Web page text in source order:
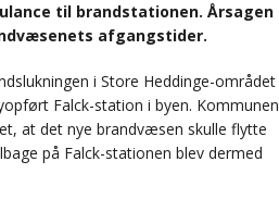
til brandstationen. Årsagen
afgangstider.
i Store Heddinge-området
Falck-station i byen. Kommunen
at det nye brandvæsen skulle flytte
på Falck-stationen blev dermed